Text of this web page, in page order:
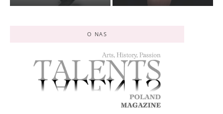
O NAS